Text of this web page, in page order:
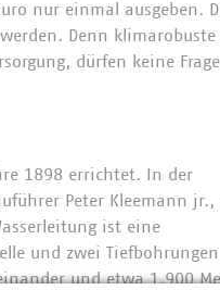
nur einmal ausgeben.
Denn klimarobuste
dürfen keine
1898 errichtet. In der
Peter Kleemann
ist eine
und zwei
und etwa 1.900